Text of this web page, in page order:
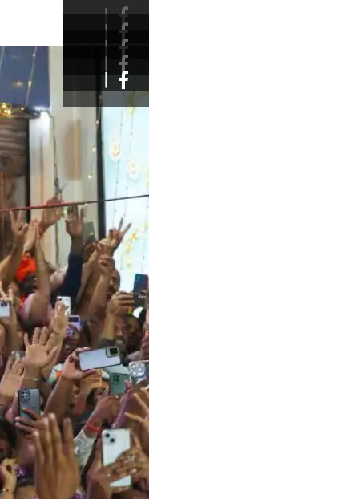
|
|
|
|
|